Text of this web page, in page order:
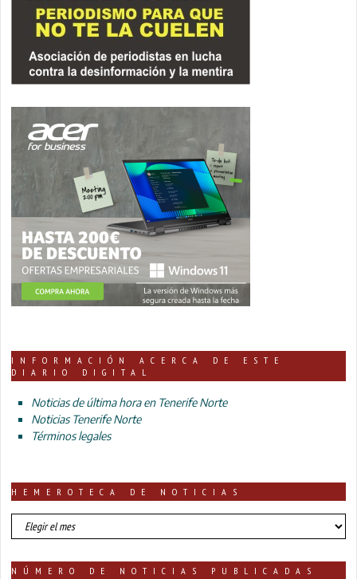
INFORMACIÓN ACERCA DE ESTE
DIARIO DIGITAL
Noticias de última hora en Tenerife Norte
Noticias Tenerife Norte
Términos legales
HEMEROTECA DE NOTICIAS
HEMEROTECA
DE
NÚMERO DE NOTICIAS PUBLICADAS